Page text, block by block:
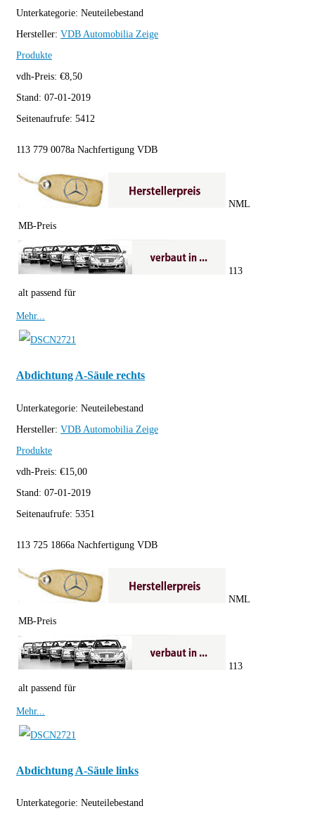
Unterkategorie: Neuteilebestand
Hersteller: VDB Automobilia Zeige
Produkte
vdh-Preis: €8,50
Stand: 07-01-2019
Seitenaufrufe: 5412
113 779 0078a Nachfertigung VDB
MB-Preis
NML
alt passend für
113
Mehr...
Abdichtung A-Säule rechts
Unterkategorie: Neuteilebestand
Hersteller: VDB Automobilia Zeige
Produkte
vdh-Preis: €15,00
Stand: 07-01-2019
Seitenaufrufe: 5351
113 725 1866a Nachfertigung VDB
MB-Preis
NML
alt passend für
113
Mehr...
Abdichtung A-Säule links
Unterkategorie: Neuteilebestand